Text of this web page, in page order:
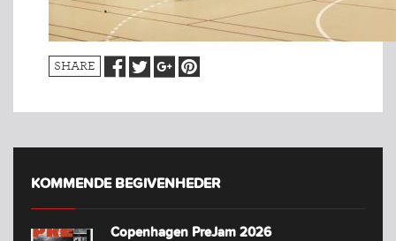
SHARE
KOMMENDE BEGIVENHEDER
Copenhagen PreJam 2026